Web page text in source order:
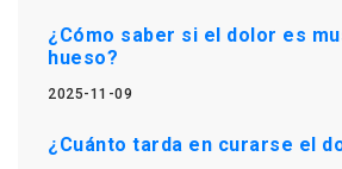
¿Cómo saber si el dolor es
hueso?
2025-11-09
¿Cuánto tarda en curarse el